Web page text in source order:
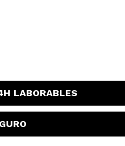
LABORABLES